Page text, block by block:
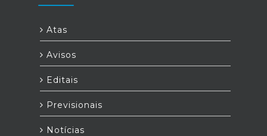
Atas
Avisos
Editais
Previsionais
Notícias